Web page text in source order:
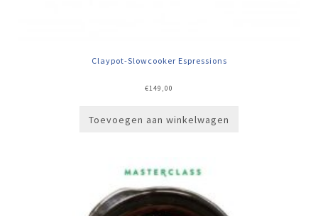
Claypot-Slowcooker Espressions
€149,00
Toevoegen aan winkelwagen